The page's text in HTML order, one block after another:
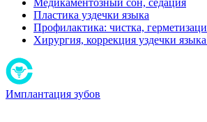
Медикаментозный сон, седация
Пластика уздечки языка
Профилактика: чистка,
Хирургия, коррекция уздечки
Имплантация зубов